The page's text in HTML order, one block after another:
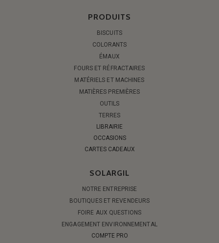
PRODUITS
BISCUITS
COLORANTS
ÉMAUX
FOURS ET RÉFRACTAIRES
MATÉRIELS ET MACHINES
MATIÈRES PREMIÈRES
OUTILS
TERRES
LIBRAIRIE
OCCASIONS
CARTES CADEAUX
SOLARGIL
NOTRE ENTREPRISE
BOUTIQUES ET REVENDEURS
FOIRE AUX QUESTIONS
ENGAGEMENT ENVIRONNEMENTAL
COMPTE PRO